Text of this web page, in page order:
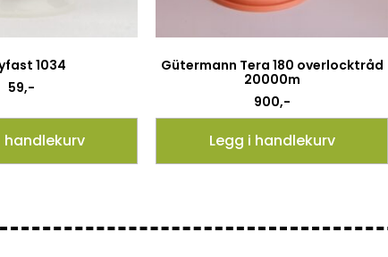
1034
59,-
handlekurv
Gütermann Tera 180 overlocktråd
20000m
900,-
Legg i handlekurv